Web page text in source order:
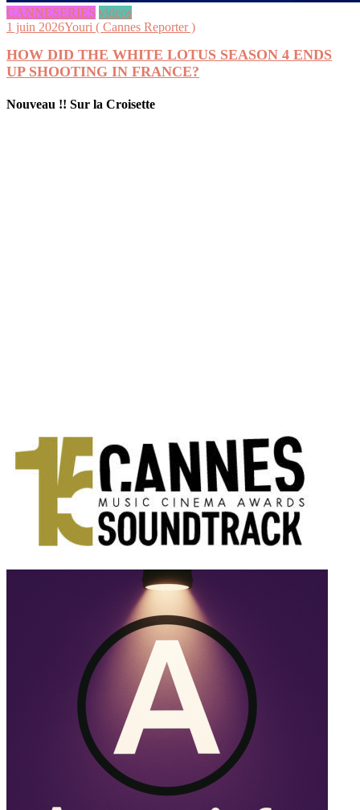
CANNESERIES videos
1 juin 2026Youri ( Cannes Reporter )
HOW DID THE WHITE LOTUS SEASON 4 ENDS
UP SHOOTING IN FRANCE?
Nouveau !! Sur la Croisette